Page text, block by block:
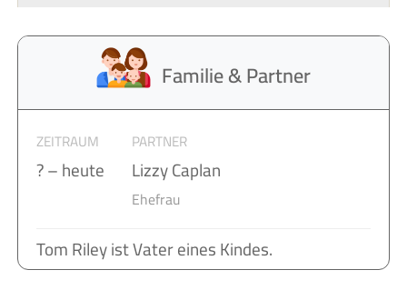
Familie & Partner
ZEITRAUM PARTNER
? – heute Lizzy Caplan
Ehefrau
Tom Riley ist Vater eines Kindes.